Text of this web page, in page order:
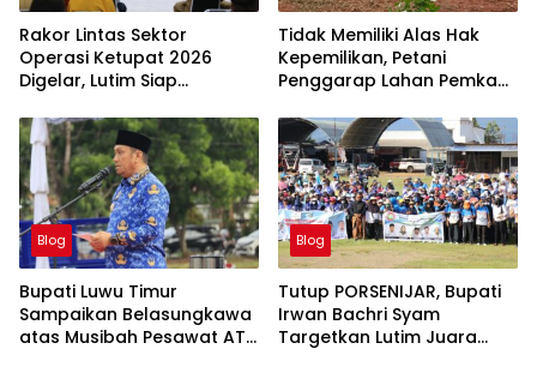
Rakor Lintas Sektor
Operasi Ketupat 2026
Digelar, Lutim Siap
Lebaran
Tidak Memiliki Alas Hak
Kepemilikan, Petani
Penggarap Lahan Pemkab
Ganti Rugi Tanah
Blog
Bupati Luwu Timur
Sampaikan Belasungkawa
atas Musibah Pesawat ATR
Blog
Tutup PORSENIJAR, Bupati
Irwan Bachri Syam
Targetkan Lutim Juara